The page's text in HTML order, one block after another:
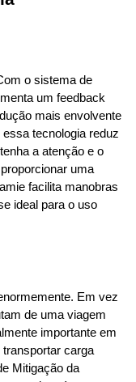
o sistema de
um feedback
mais envolvente
tecnologia reduz
a atenção e o
uma
facilita manobras
ideal para o uso
Em vez
de uma viagem
importante em
carga
Mitigação da